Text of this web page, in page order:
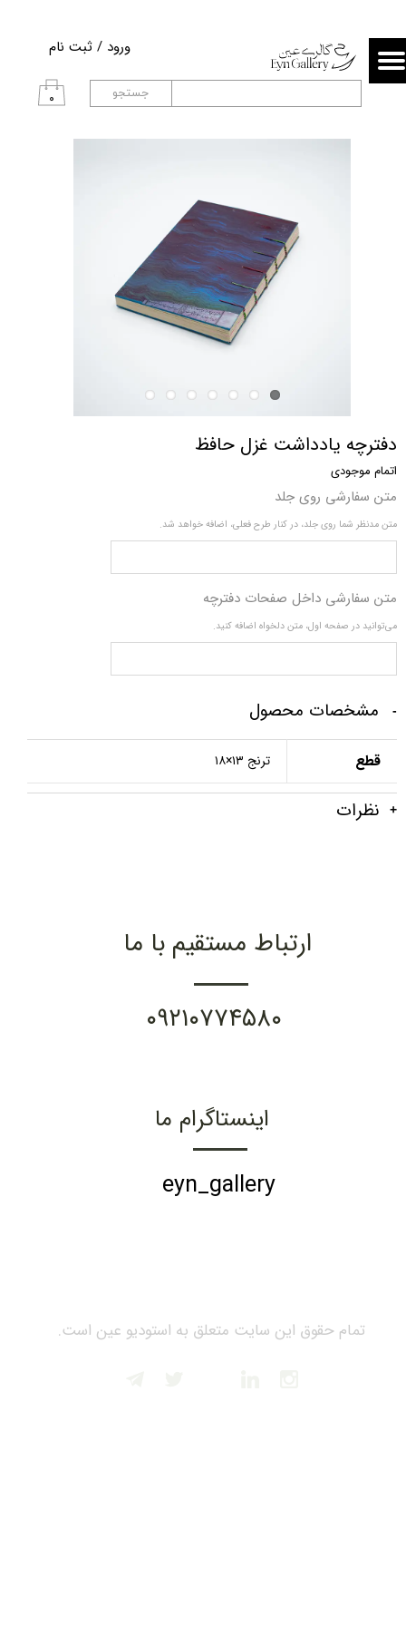
۰
ورود / ثبت نام
حساب کاربری من
تغییر گذر واژه
جستجو
دفترچه یادداشت غزل حافظ
اتمام موجودی
متن سفارشی روی جلد
متن مدنظر شما روی جلد، در کنار طرح فعلی، اضافه خواهد شد.
متن سفارشی داخل صفحات دفترچه
می‌توانید در صفحه اول، متن دلخواه اضافه کنید.
مشخصات محصول
قطع ترنج ۱۳×۱۸
نظرات
تمام حقوق این سایت متعلق به استودیو عین است.
ارتباط مستقیم با ما
۰۹۲۱۰۷۷۴۵۸۰
اینستاگرام ما
eyn_gallery